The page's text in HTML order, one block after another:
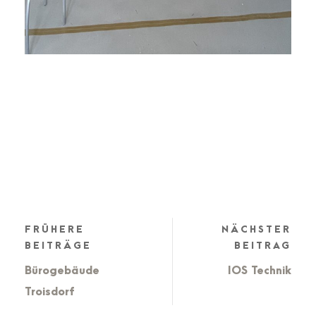
FRÜHERE
BEITRÄGE
Bürogebäude
Troisdorf
NÄCHSTER
BEITRAG
IOS Technik